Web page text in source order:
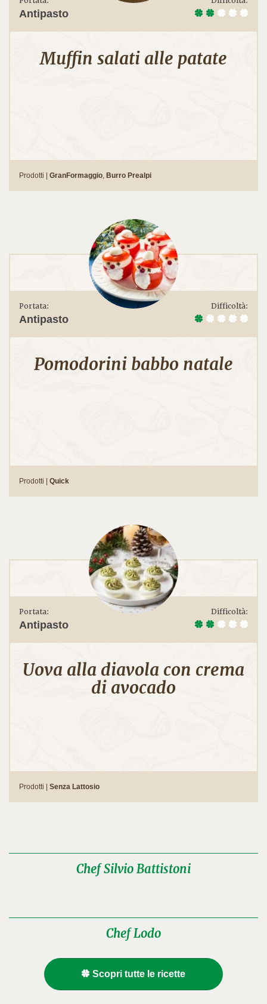
Antipasto
Muffin salati alle patate
Prodotti | GranFormaggio, Burro Prealpi
Portata:
Antipasto
Difficoltà:
Pomodorini babbo natale
Prodotti | Quick
Portata:
Antipasto
Difficoltà:
Uova alla diavola con crema
di avocado
Prodotti | Senza Lattosio
Chef Silvio Battistoni
Chef Lodo
Scopri tutte le ricette